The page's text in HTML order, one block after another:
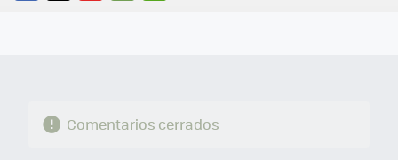
FACEBOOK
TWITTERFLIPBOARD
E-
WHATSAPP
Comentarios cerrados